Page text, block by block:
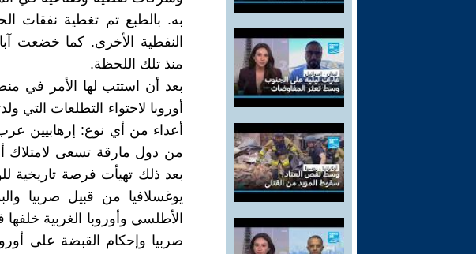
به. بالطبع تم تغطية نفقات
النفطية الأخرى. كما خضعت
منذ تلك اللحظة.
بعد أن استتب لها الأمر في
أوروبا لاحتواء التطلعات
أعداء من أي نوع: إرهابيين
من دول مارقة تسعى لامتلاك
بعد ذلك تهيأت فرصة تاريخية
يوغسلافيا من قبيل صربيا
الأطلسي وأوروبا الغربية
صربيا وإحكام القبضة على